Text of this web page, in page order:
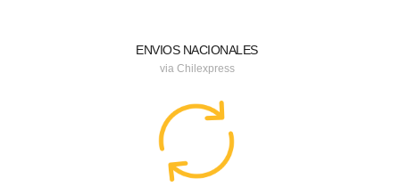
ENVIOS NACIONALES
via Chilexpress